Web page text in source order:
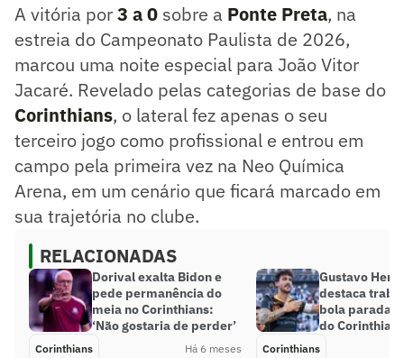
A vitória por3 a 0 sobre a Ponte Preta, na
estreia do Campeonato Paulista de 2026,
marcou uma noite especial para João Vitor
Jacaré. Revelado pelas categorias de base do
Corinthians, o lateral fez apenas o seu
terceiro jogo como profissional e entrou em
campo pela primeira vez na Neo Química
Arena, em um cenário que ficará marcado em
sua trajetória no clube.
RELACIONADAS
Dorival exalta Bidon e
pede permanência do
meia no Corinthians:
‘Não gostaria de perder’
Corinthians Há 6 meses
Gustavo
destaca
bola parada
do Corinthians
Corinthians